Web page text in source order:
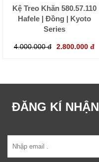
Kệ Treo Khăn 580.57.110
Hafele | Đồng | Kyoto
Series
4.000.000 đ 2.800.000 đ
ĐĂNG KÍ